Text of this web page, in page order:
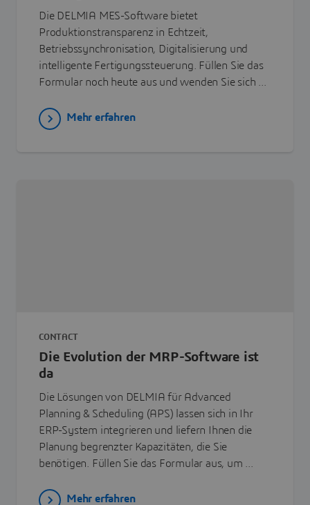
Die DELMIA MES-Software bietet
Produktionstransparenz in Echtzeit,
Betriebssynchronisation, Digitalisierung und
intelligente Fertigungssteuerung. Füllen Sie das
Formular noch heute aus und wenden Sie sich ...
Mehr erfahren
CONTACT
Die Evolution der MRP-Software ist
da
Die Lösungen von DELMIA für Advanced
Planning & Scheduling (APS) lassen sich in Ihr
ERP-System integrieren und liefern Ihnen die
Planung begrenzter Kapazitäten, die Sie
benötigen. Füllen Sie das Formular aus, um ...
Mehr erfahren